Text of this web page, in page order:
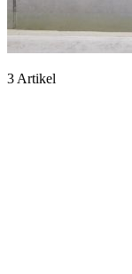
3 Artikel